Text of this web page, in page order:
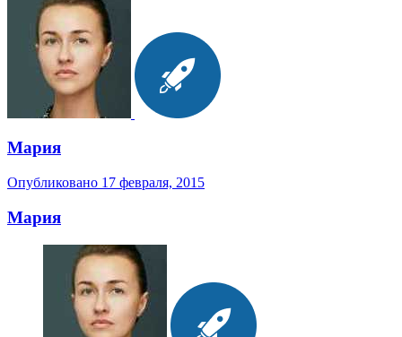
Мария
Опубликовано 17 февраля, 2015
Мария